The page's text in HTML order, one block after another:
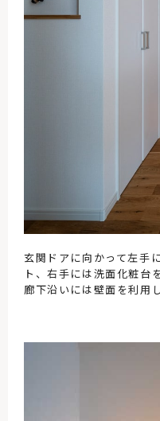
玄関ドアに向かって左手
ト、右手には洗面化粧台
廊下沿いには壁面を利用